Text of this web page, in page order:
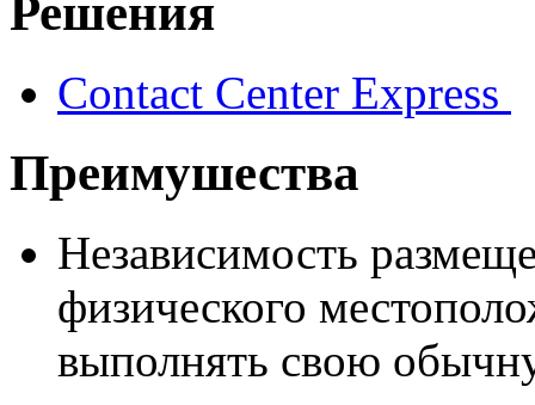
Решения
Contact Center Express
Преимушества
Независимость
физического
выполнять свою